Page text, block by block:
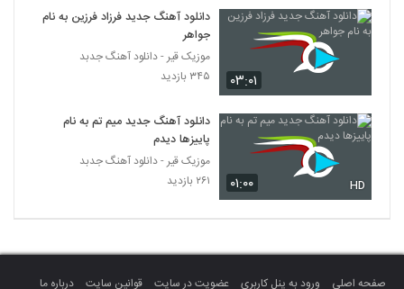
محسن دوستی آهنگ شبیه قصه ها
3242
آهنگ حس خوب از امیرحسین بختیار(پاپ)
۲۹۸ بازدید
آهنگ یه کاری کن از محمد ملکپور(پاپ)
۳۰۷ بازدید
3244
آهنگ کلبکلر از مازیار بیگی(پاپ)
۰۳:۰۱
دانلود آهنگ جدید فرزاد فرزین به نام
جواهر
موزیک قیر - دانلود آهنگ جدبد
۳۴۵ بازدید
۰۱:۰۰ HD
دانلود آهنگ جدید میم تم به نام
پاییزها دیدم
موزیک قیر - دانلود آهنگ جدبد
۲۶۱ بازدید
صفحه اصلی ورود به پنل کاربری عضویت در سایت قوانین سایت درباره ما